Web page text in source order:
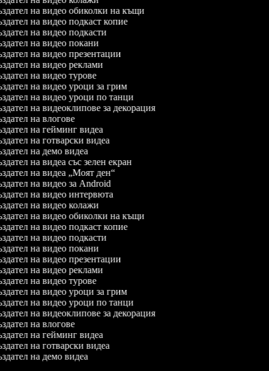
на видео обиколки на къщи
на видео подкаст копие
на видео подкасти
на видео покани
на видео презентации
на видео реклами
на видео турове
на видео уроци за грим
на видео уроци по танци
на видеоклипове за декорация
на влогове
на гейминг видеа
на готварски видеа
на демо видеа
на видеа със зелен екран
на видеа „Моят ден“
на видео за Android
на видео интервюта
на видео колажи
на видео обиколки на къщи
на видео подкаст копие
на видео подкасти
на видео покани
на видео презентации
на видео реклами
на видео турове
на видео уроци за грим
на видео уроци по танци
на видеоклипове за декорация
на влогове
на гейминг видеа
на готварски видеа
на демо видеа